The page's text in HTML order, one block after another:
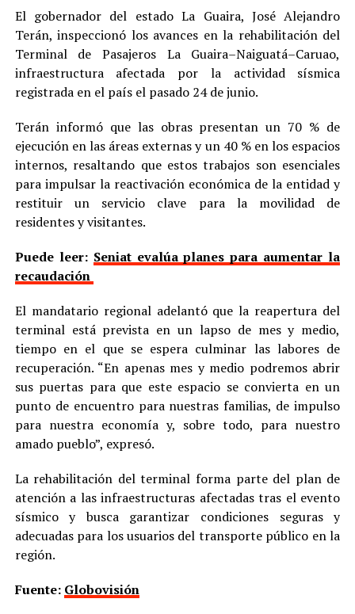
El gobernador del estado La Guaira, José Alejandro
Terán, inspeccionó los avances en la rehabilitación del
Terminal de Pasajeros La Guaira–Naiguatá–Caruao,
infraestructura afectada por la actividad sísmica
registrada en el país el pasado 24 de junio.
Terán informó que las obras presentan un 70 % de
ejecución en las áreas externas y un 40 % en los espacios
internos, resaltando que estos trabajos son esenciales
para impulsar la reactivación económica de la entidad y
restituir un servicio clave para la movilidad de
residentes y visitantes.
Puede leer: Seniat evalúa planes para aumentar la
recaudación
El mandatario regional adelantó que la reapertura del
terminal está prevista en un lapso de mes y medio,
tiempo en el que se espera culminar las labores de
recuperación. “En apenas mes y medio podremos abrir
sus puertas para que este espacio se convierta en un
punto de encuentro para nuestras familias, de impulso
para nuestra economía y, sobre todo, para nuestro
amado pueblo”, expresó.
La rehabilitación del terminal forma parte del plan de
atención a las infraestructuras afectadas tras el evento
sísmico y busca garantizar condiciones seguras y
adecuadas para los usuarios del transporte público en la
región.
Fuente: Globovisión